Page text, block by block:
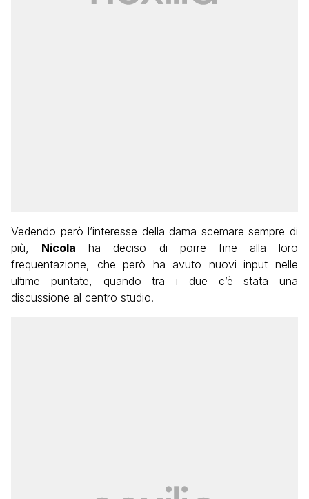
Vedendo però l’interesse della dama scemare sempre di
più, Nicola ha deciso di porre fine alla loro
frequentazione, che però ha avuto nuovi input nelle
ultime puntate, quando tra i due c’è stata una
discussione al centro studio.